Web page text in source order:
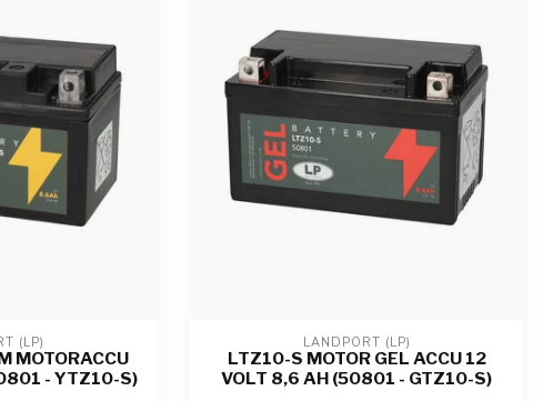
(LP)
MOTORACCU
- YTZ10-S)
LANDPORT (LP)
LTZ10-S MOTOR GEL ACCU 12
VOLT 8,6 AH (50801 - GTZ10-S)